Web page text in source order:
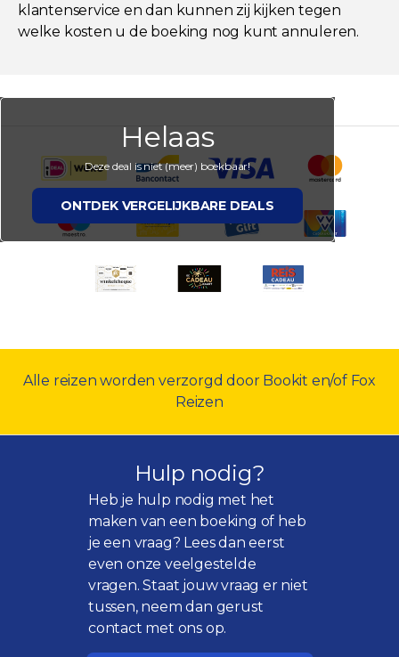
klantenservice en dan kunnen zij kijken tegen
welke kosten u de boeking nog kunt annuleren.
Helaas
Deze deal is niet (meer) boekbaar!
ONTDEK VERGELIJKBARE DEALS
Alle reizen worden verzorgd door Bookit en/of Fox
Reizen
Hulp nodig?
Heb je hulp nodig met het
maken van een boeking of heb
je een vraag? Lees dan eerst
even onzeveelgestelde
vragen. Staat jouw vraag er niet
tussen, neem dan gerust
contact met ons op.